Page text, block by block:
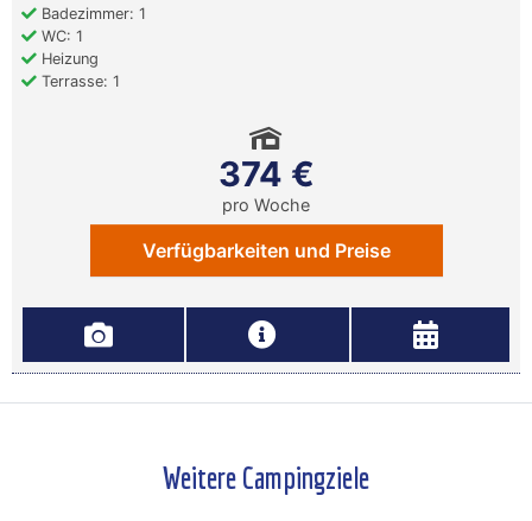
Badezimmer: 1
WC: 1
Heizung
Terrasse: 1
374 €
pro Woche
Verfügbarkeiten und Preise
Weitere Campingziele